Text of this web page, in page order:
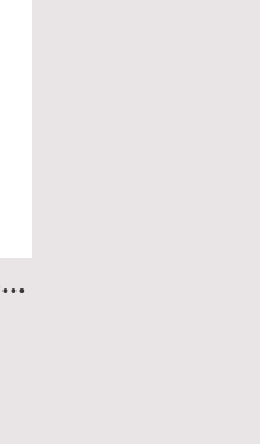
Kuckucksuhr Klassiker
|